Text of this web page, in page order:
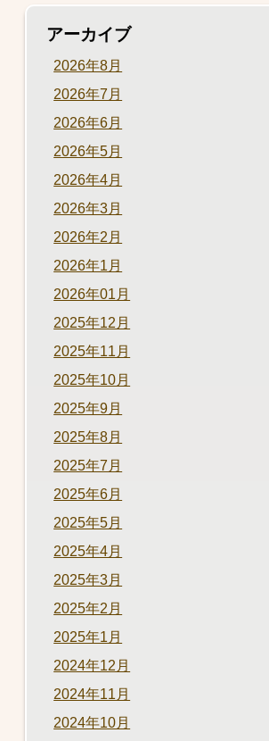
アーカイブ
2026年8月
2026年7月
2026年6月
2026年5月
2026年4月
2026年3月
2026年2月
2026年1月
2026年01月
2025年12月
2025年11月
2025年10月
2025年9月
2025年8月
2025年7月
2025年6月
2025年5月
2025年4月
2025年3月
2025年2月
2025年1月
2024年12月
2024年11月
2024年10月